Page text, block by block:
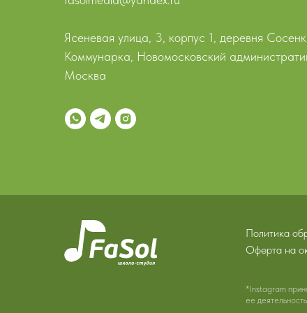
Ясеневая улица, 3, корпус 1, деревня
Коммунарка, Новомосковский
Москва
Политика
Оферта на
*Instagram
ее